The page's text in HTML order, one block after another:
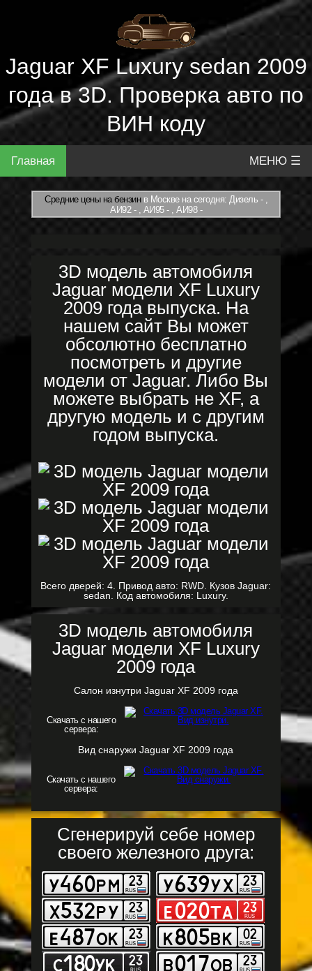
Jaguar XF Luxury sedan 2009
года в 3D. Проверка авто по
ВИН коду
Главная МЕНЮ ☰
Средние цены на бензинв Москве на сегодня: Дизель - ,
АИ92 - , АИ95 - , АИ98 -
3D модель автомобиля
Jaguar модели XF Luxury
2009 года выпуска. На
нашем сайт Вы может
обсолютно бесплатно
посмотреть и другие
модели от Jaguar. Либо Вы
можете выбрать не XF, а
другую модель и с другим
годом выпуска.
Всего дверей: 4. Привод авто: RWD. Кузов Jaguar:
sedan. Код автомобиля: Luxury.
3D модель автомобиля
Jaguar модели XF Luxury
2009 года
Салон изнутри Jaguar XF 2009 года
Скачать с нашего
сервера:
Вид снаружи Jaguar XF 2009 года
Скачать с нашего
сервера:
Сгенерируй себе номер
своего железного друга: